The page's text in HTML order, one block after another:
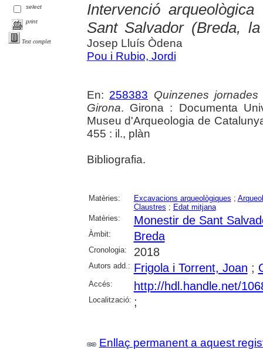
select
print
Text complet
Intervenció
Sant Salvador (Breda,
Josep Lluís Òdena
Pou i Rubio, Jordi
En: 258383 Quinzenes
Girona. Girona : Documenta
Museu d'Arqueologia de
455 : il., plàn
Bibliografia.
Matèries: Excavacions arqueològiques ;
Claustres ; Edat mitjana
Matèries:
Monestir de Sant
Àmbit: Breda
Cronologia: 2018
Autors add.: Frigola i Torrent, Joan ;
Accés: http://hdl.handle.net/
Localització: ;
Enllaç permanent a aquest